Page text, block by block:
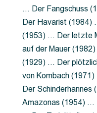
… Der Fangschuss
Der Havarist (1984)
(1953) … Der letzte
auf der Mauer
(1929) … Der
von Kombach
Der
Amazonas (1954) …